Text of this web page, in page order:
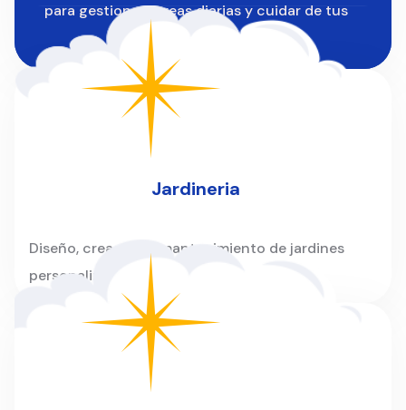
para gestionar tareas diarias y cuidar de tus
instalaciones.
Jardineria
Diseño, creación y mantenimiento de jardines
personalizados para hogares y empresas.